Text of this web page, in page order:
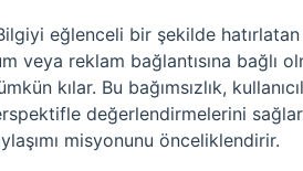
eğlenceli bir şekilde hatırlatan
veya reklam bağlantısına bağlı
kılar. Bu bağımsızlık,
değerlendirmelerini
misyonunu önceliklendirir.